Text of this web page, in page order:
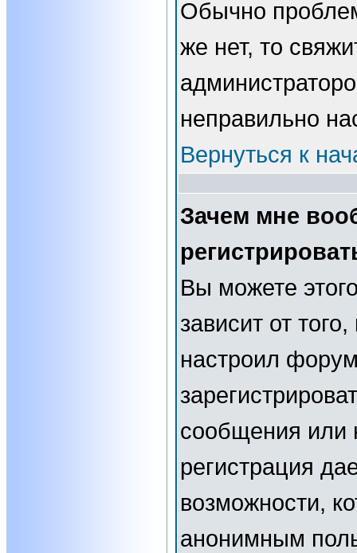
Обычно
же нет, то
неправильно
Вернуться к
Зачем мне
Вы можете
зависит от
настроил
сообщения или
регистрация
возможности,
анонимным